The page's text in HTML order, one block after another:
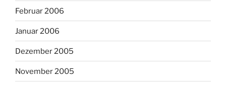
Februar 2006
Januar 2006
Dezember 2005
November 2005